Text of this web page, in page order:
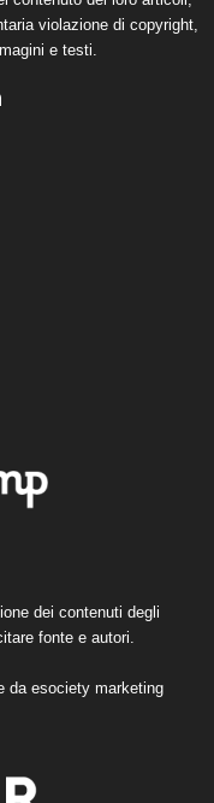
violazione di copyright,
e testi.
dei contenuti degli
fonte e autori.
da esociety marketing